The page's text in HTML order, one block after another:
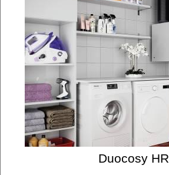
Duocosy HR